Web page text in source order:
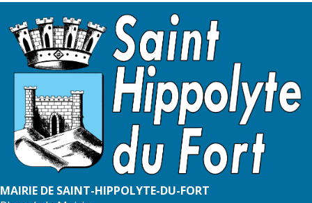
MAIRIE DE SAINT-HIPPOLYTE-DU-FORT